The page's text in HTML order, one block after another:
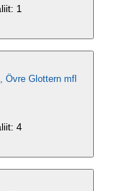
1
Övre Glottern mfl
4